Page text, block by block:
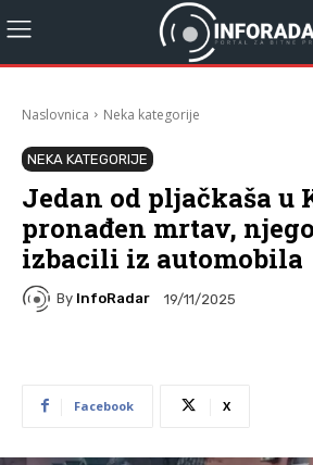
Naslovnica Neka kategorije
NEKA KATEGORIJE
Jedan od pljačkaša u
pronađen mrtav,
izbacili iz automobila
By InfoRadar 19/11/2025
Facebook X